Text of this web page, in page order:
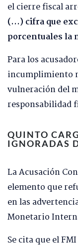
el cierre fiscal
(…) cifra que
porcentuales la
Para los
incumplimiento
vulneración del
responsabilidad
QUINTO
IGNORADAS
La Acusación
elemento que
en las
Monetario
Se cita que el